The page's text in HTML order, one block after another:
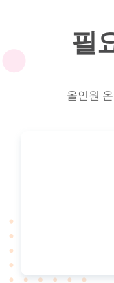
필
올인원